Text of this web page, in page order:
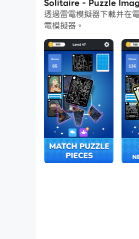
而文件互傳功能讓分享圖
下載Solitaire - Puzzle
A new spin on
In Solitaire - Puzzle &
deck onto the main
Simple to start,
HOW IT WORKS
Each level gives you a
Solitaire - Puzzle
透過雷電模擬器下載并在
電模擬器。